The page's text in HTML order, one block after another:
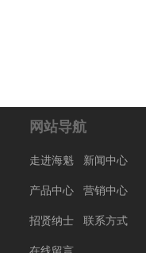
网站导航
走进海魁
新闻中心
产品中心
营销中心
招贤纳士
联系方式